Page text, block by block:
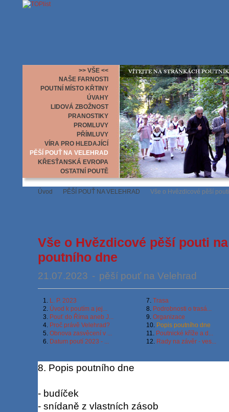
>> VŠE <<
NAŠE FARNOSTI
POUTNÍ MÍSTO KŘTINY
ÚVAHY
LIDOVÁ ZBOŽNOST
PRANOSTIKY
PROMLUVY
PŘÍMLUVY
VÍRA PRO HLEDAJÍCÍ
PĚŠÍ POUŤ NA VELEHRAD
KŘESŤANSKÁ EVROPA
OSTATNÍ POUTĚ
Úvod PĚŠÍ POUŤ NA VELEHRAD Vše o Hvězdicové pěší
Vše o Hvězdicové pěší pouti
poutního dne
21.07.2023 - pěší pouť na Velehrad
1.
L. P. 2023
2. Úvod k poutím a jej...
3. Pouť do Říma aneb J...
4. Proč právě Velehrad?
5. Obnova zasvěcení v ...
6. Datum poutí 2023 - ...
7.Trasa
8. Podrobnosti o trasá...
9.Organizace
10. Popis poutního dne
11. Poutnické kříže a d...
12. Rady na závěr - ves...
8. Popis poutního dne
- budíček
- snídaně z vlastních zásob